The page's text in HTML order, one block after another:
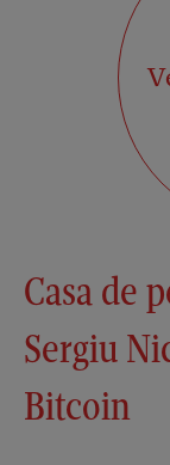
Casa de
Sergiu
Bitcoin